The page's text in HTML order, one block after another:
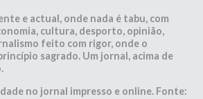
e actual, onde nada é tabu, com
cultura, desporto, opinião,
feito com rigor, onde o
sagrado. Um jornal, acima de
no jornal impresso e online. Fonte: